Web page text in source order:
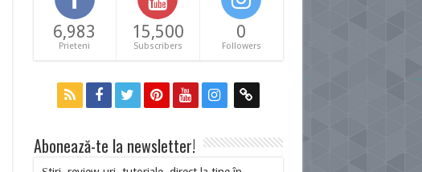
6,983
Prieteni
15,500
Subscribers
0
Followers
Abonează-te la newsletter!